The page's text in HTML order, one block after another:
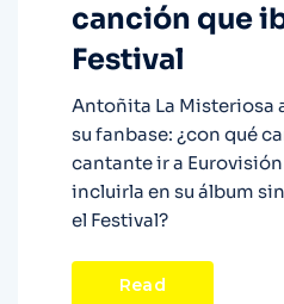
canción que
Festival
Antoñita La Misteriosa
su fanbase: ¿con qué
cantante ir a
incluirla en su álbum
el Festival?
Read